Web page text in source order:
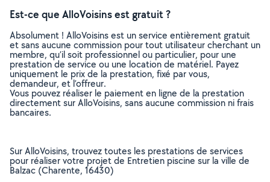
Est-ce que AlloVoisins est gratuit ?
Absolument ! AlloVoisins est un service entièrement gratuit
et sans aucune commission pour tout utilisateur cherchant un
membre, qu’il soit professionnel ou particulier, pour une
prestation de service ou une location de matériel. Payez
uniquement le prix de la prestation, fixé par vous,
demandeur, et l’offreur.
Vous pouvez réaliser le paiement en ligne de la prestation
directement sur AlloVoisins, sans aucune commission ni frais
bancaires.
Sur AlloVoisins, trouvez toutes les prestations de services
pour réaliser votre projet de Entretien piscine sur la ville de
Balzac (Charente, 16430)